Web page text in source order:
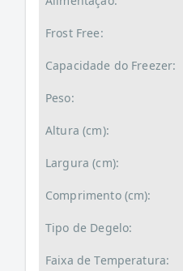
Frost Free:
Capacidade do Freezer:
Peso:
Altura (cm):
Largura (cm):
Comprimento (cm):
Tipo de Degelo:
Faixa de Temperatura: